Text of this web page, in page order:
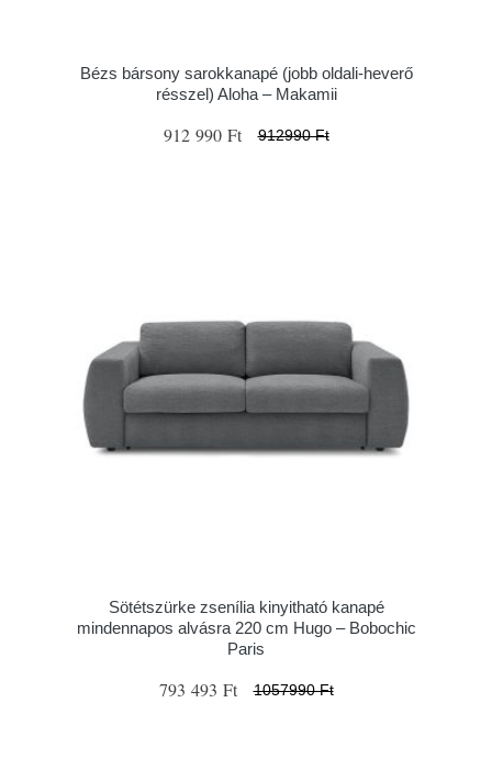
Bézs bársony sarokkanapé (jobb oldali-heverő
résszel) Aloha – Makamii
912 990 Ft 912990 Ft
Sötétszürke zsenília kinyitható kanapé
mindennapos alvásra 220 cm Hugo – Bobochic
Paris
793 493 Ft 1057990 Ft